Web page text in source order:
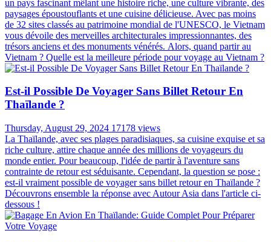
un pays fascinant mêlant une histoire riche, une culture vibrante, des
paysages époustouflants et une cuisine délicieuse. Avec pas moins
de 32 sites classés au patrimoine mondial de l'UNESCO, le Vietnam
vous dévoile des merveilles architecturales impressionnantes, des
trésors anciens et des monuments vénérés. Alors, quand partir au
Vietnam ? Quelle est la meilleure période pour voyage au Vietnam ?
Est-il Possible De Voyager Sans Billet Retour En
Thaïlande ?
Thursday, August 29, 2024 17178 views
La Thaïlande, avec ses plages paradisiaques, sa cuisine exquise et sa
riche culture, attire chaque année des millions de voyageurs du
monde entier. Pour beaucoup, l'idée de partir à l'aventure sans
contrainte de retour est séduisante. Cependant, la question se pose :
est-il vraiment possible de voyager sans billet retour en Thaïlande ?
Découvrons ensemble la réponse avec Autour Asia dans l'article ci-
dessous !